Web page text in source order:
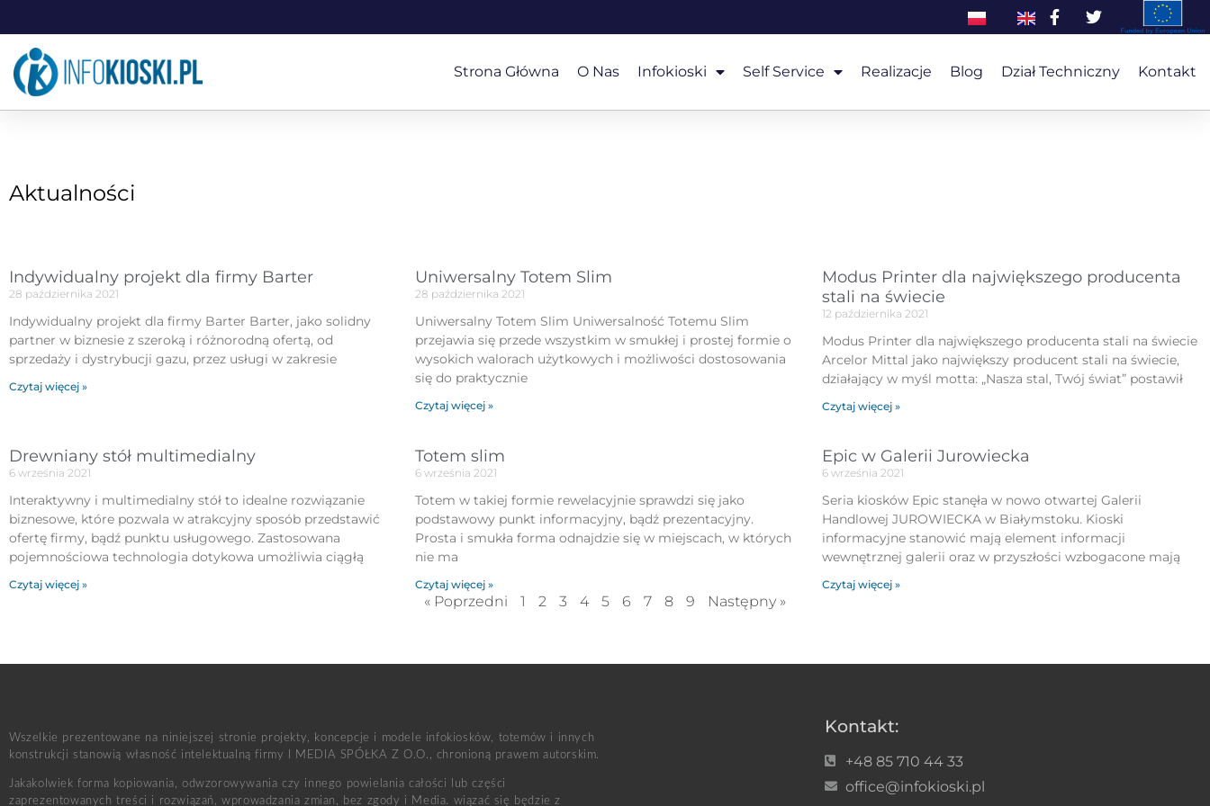
Strona Główna O Nas Infokioski Self Service Realizacje Blog Dział Techniczny Kontakt
Aktualności
Indywidualny projekt dla firmy Barter
28 października 2021
Indywidualny projekt dla firmy Barter Barter, jako solidny
partner w biznesie z szeroką i różnorodną ofertą, od
sprzedaży i dystrybucji gazu, przez usługi w zakresie
Czytaj więcej »
Uniwersalny Totem Slim
28 października 2021
Uniwersalny Totem Slim Uniwersalność Totemu Slim
przejawia się przede wszystkim w smukłej i prostej formie o
wysokich walorach użytkowych i możliwości dostosowania
się do praktycznie
Czytaj więcej »
Modus Printer dla największego producenta
stali na świecie
12 października 2021
Modus Printer dla największego producenta stali na świecie
Arcelor Mittal jako największy producent stali na świecie,
działający w myśl motta: „Nasza stal, Twój świat” postawił
Czytaj więcej »
Drewniany stół multimedialny
6 września 2021
Interaktywny i multimedialny stół to idealne rozwiązanie
biznesowe, które pozwala w atrakcyjny sposób przedstawić
ofertę firmy, bądź punktu usługowego. Zastosowana
pojemnościowa technologia dotykowa umożliwia ciągłą
Czytaj więcej »
Totem slim
6 września 2021
Totem w takiej formie rewelacyjnie sprawdzi się jako
podstawowy punkt informacyjny, bądź prezentacyjny.
Prosta i smukła forma odnajdzie się w miejscach, w których
nie ma
Czytaj więcej »
Epic w Galerii Jurowiecka
6 września 2021
Seria kiosków Epic stanęła w nowo otwartej Galerii
Handlowej JUROWIECKA w Białymstoku. Kioski
informacyjne stanowić mają element informacji
wewnętrznej galerii oraz w przyszłości wzbogacone mają
Czytaj więcej »
« Poprzedni 1 2 3 4 5 6 7 8 9 Następny »
Wszelkie prezentowane na niniejszej stronie projekty, koncepcje i modele infokiosków, totemów i innych
konstrukcji stanowią własność intelektualną firmy I MEDIA SPÓŁKA Z O.O., chronioną prawem autorskim.
Jakakolwiek forma kopiowania, odwzorowywania czy innego powielania całości lub części
zaprezentowanych treści i rozwiązań, wprowadzania zmian, bez zgody i Media. wiązać się będzie z
Kontakt:
+48 85 710 44 33
office@infokioski.pl